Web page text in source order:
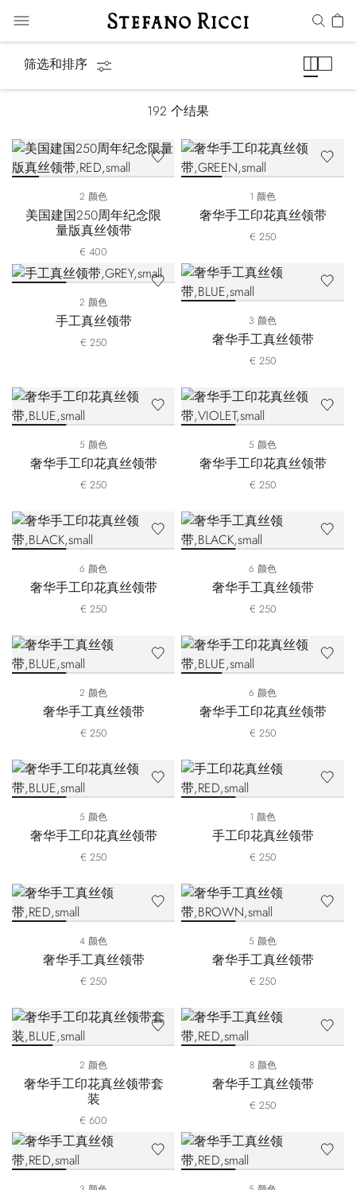
筛选和排序
192 个结果
2 颜色
美国建国250周年纪念限
量版真丝领带
€ 400
1 颜色
奢华手工印花真丝领带
€ 250
2 颜色
手工真丝领带
€ 250
3 颜色
奢华手工真丝领带
€ 250
5 颜色
奢华手工印花真丝领带
€ 250
5 颜色
奢华手工印花真丝领带
€ 250
6 颜色
奢华手工印花真丝领带
€ 250
6 颜色
奢华手工真丝领带
€ 250
2 颜色
奢华手工真丝领带
€ 250
6 颜色
奢华手工印花真丝领带
€ 250
5 颜色
奢华手工印花真丝领带
€ 250
1 颜色
手工印花真丝领带
€ 250
4 颜色
奢华手工真丝领带
€ 250
5 颜色
奢华手工真丝领带
€ 250
2 颜色
奢华手工印花真丝领带套
装
€ 600
8 颜色
奢华手工真丝领带
€ 250